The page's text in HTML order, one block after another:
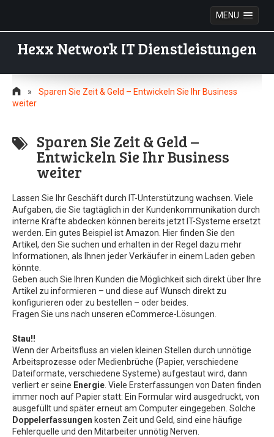
MENU
Hexx Network IT Dienstleistungen
Skip
content
»
Sparen Sie Zeit & Geld – Entwickeln Sie Ihr Business
weiter
Sparen Sie Zeit & Geld –
Entwickeln Sie Ihr Business
weiter
Lassen Sie Ihr Geschäft durch IT-Unterstützung wachsen. Viele
Aufgaben, die Sie tagtäglich in der Kundenkommunikation durch
interne Kräfte abdecken können bereits jetzt IT-Systeme ersetzt
werden. Ein gutes Beispiel ist Amazon. Hier finden Sie den
Artikel, den Sie suchen und erhalten in der Regel dazu mehr
Informationen, als Ihnen jeder Verkäufer in einem Laden geben
könnte.
Geben auch Sie Ihren Kunden die Möglichkeit sich direkt über Ihre
Artikel zu informieren – und diese auf Wunsch direkt zu
konfigurieren oder zu bestellen – oder beides.
Fragen Sie uns nach unseren eCommerce-Lösungen.
Stau!!
Wenn der Arbeitsfluss an vielen kleinen Stellen durch unnötige
Arbeitsprozesse oder Medienbrüche (Papier, verschiedene
Dateiformate, verschiedene Systeme) aufgestaut wird, dann
verliert er seine Energie . Viele Ersterfassungen von Daten finden
immer noch auf Papier statt: Ein Formular wird ausgedruckt, von
ausgefüllt und später erneut am Computer eingegeben. Solche
Doppelerfassungen kosten Zeit und Geld, sind eine häufige
Fehlerquelle und den Mitarbeiter unnötig Nerven.